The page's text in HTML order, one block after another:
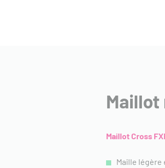
Maillot
Maillot Cross
Maille